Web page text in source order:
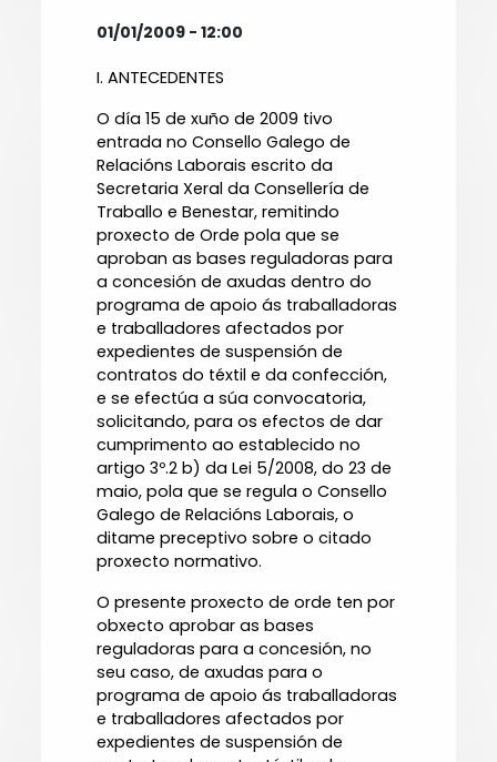
01/01/2009 - 12:00
I. ANTECEDENTES
O día 15 de xuño de 2009 tivo
entrada no Consello Galego de
Relacións Laborais escrito da
Secretaria Xeral da Consellería de
Traballo e Benestar, remitindo
proxecto de Orde pola que se
aproban as bases reguladoras para
a concesión de axudas dentro do
programa de apoio ás traballadoras
e traballadores afectados por
expedientes de suspensión de
contratos do téxtil e da confección,
e se efectúa a súa convocatoria,
solicitando, para os efectos de dar
cumprimento ao establecido no
artigo 3º.2 b) da Lei 5/2008, do 23 de
maio, pola que se regula o Consello
Galego de Relacións Laborais, o
ditame preceptivo sobre o citado
proxecto normativo.
O presente proxecto de orde ten por
obxecto aprobar as bases
reguladoras para a concesión, no
seu caso, de axudas para o
programa de apoio ás traballadoras
e traballadores afectados por
expedientes de suspensión de